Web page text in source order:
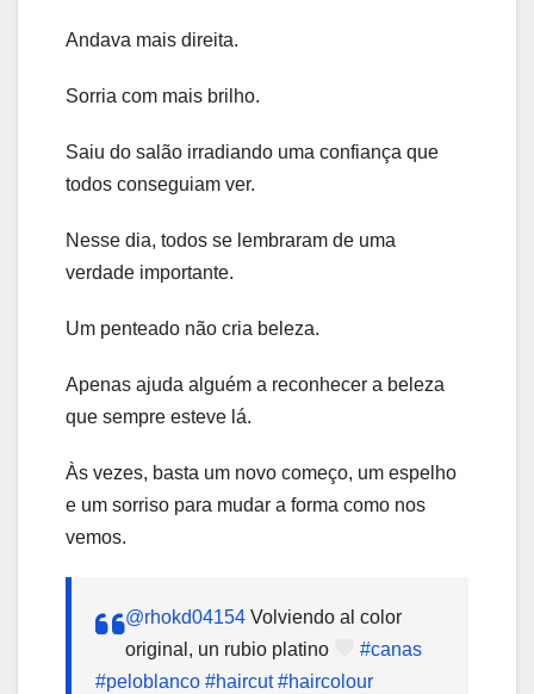
Andava mais direita.
Sorria com mais brilho.
Saiu do salão irradiando uma confiança que
todos conseguiam ver.
Nesse dia, todos se lembraram de uma
verdade importante.
Um penteado não cria beleza.
Apenas ajuda alguém a reconhecer a beleza
que sempre esteve lá.
Às vezes, basta um novo começo, um espelho
e um sorriso para mudar a forma como nos
vemos.
@rhokd04154 Volviendo al color
original, un rubio platino
#canas
#peloblanco #haircut #haircolour